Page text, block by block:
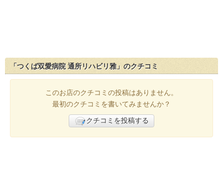
「つくば双愛病院 通所リハビリ雅」のクチコミ
このお店のクチコミの投稿はありません。
最初のクチコミを書いてみませんか？
クチコミを投稿する